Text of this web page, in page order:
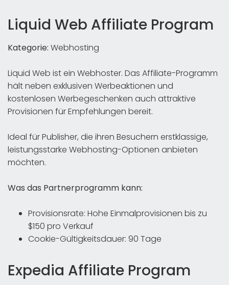
Liquid Web Affiliate Program
Kategorie: Webhosting
Liquid Web ist ein Webhoster. Das Affiliate-Programm
hält neben exklusiven Werbeaktionen und
kostenlosen Werbegeschenken auch attraktive
Provisionen für Empfehlungen bereit.
Ideal für Publisher, die ihren Besuchern erstklassige,
leistungsstarke Webhosting-Optionen anbieten
möchten.
Was das Partnerprogramm kann:
Provisionsrate: Hohe Einmalprovisionen bis zu
$150 pro Verkauf
Cookie-Gültigkeitsdauer: 90 Tage
Expedia Affiliate Program